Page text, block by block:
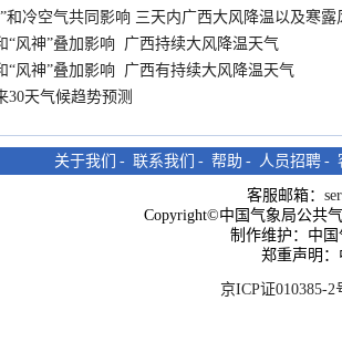
和冷空气共同影响 三天内广西大风降温以及寒露
“风神”叠加影响 广西持续大风降温天气
“风神”叠加影响 广西有持续大风降温天气
30天气候趋势预测
关于我们 - 联系我们 - 帮助 - 人员招聘 -
客服邮箱：
Copyright©中国气象局公共
制作维护：中
郑重声明
京ICP证010385-2